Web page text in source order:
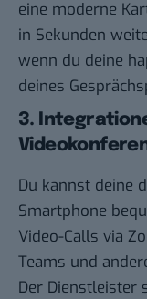
eine moderne
in Sekunden
wenn du deine
deines
3.
Du kannst deine
Smartphone
Video-Calls via
Teams und
Der Dienstleister